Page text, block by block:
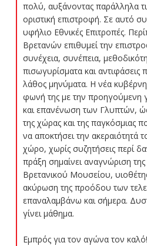
πολύ, αυξάνοντας παράλληλα
οριστική επιστροφή. Σε αυτό
υφήλιο Εθνικές Επιτροπές.
Βρετανών επιθυμεί την
συνέχεια, συνέπεια,
πισωγυρίσματα και
λάθος μηνύματα. Η νέα
φωνή της με την προηγούμενη
και επανένωση των Γλυπτών,
της χώρας και της παγκόσμιας
να αποκτήσει την ακεραιότητά
χώρο, χωρίς συζητήσεις περί
πράξη σημαίνει αναγνώριση της
Βρετανικού Μουσείου,
ακύρωση της προόδου των
επαναλαμβάνω και σήμερα.
γίνει μάθημα.
Εμπρός για τον αγώνα τον καλό!